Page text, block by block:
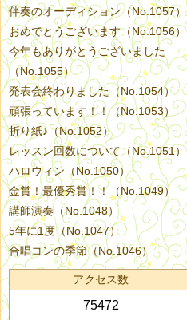
伴奏のオーディション（No.1057）
おめでとうございます（No.1056）
今年もありがとうございました
（No.1055）
発表会終わりました（No.1054）
頑張っています！！（No.1053）
折り紙♪（No.1052）
レッスン回数について（No.1051）
ハロウィン（No.1050）
金賞！最優秀賞！！（No.1049）
講師演奏（No.1048）
5年に1度（No.1047）
合唱コンの季節（No.1046）
アクセス数
75472